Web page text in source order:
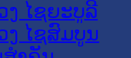
ງ ໄຊຍະບູລີ
ງ ໄຊສົມບູນ